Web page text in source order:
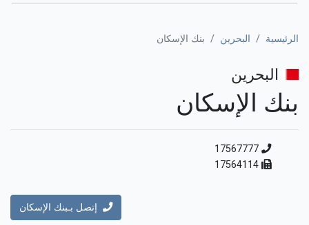
الرئيسية البحرين بنك الإسكان
البحرين
بنك الإسكان
إتصل بـبنك الإسكان